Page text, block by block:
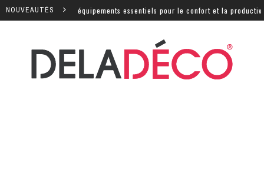
NOUVEAUTÉS
: quels sont les équipements essentiels pour le confort et la productivité ?